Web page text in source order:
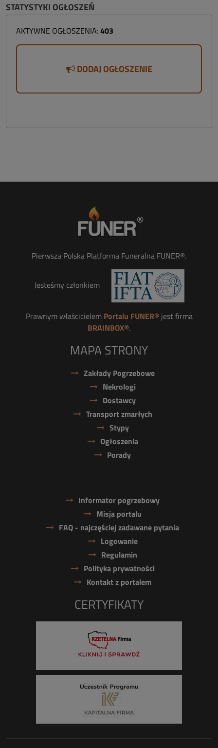
STATYSTYKI OGŁOSZEŃ
AKTYWNE OGŁOSZENIA:403
DODAJ OGŁOSZENIE
Pierwsza Polska Platforma Funeralna FUNER®.
Jesteśmy członkiem
Prawnym właścicielem Portalu FUNER®jest firma
BRAINBOX®.
MAPA STRONY
Zakłady Pogrzebowe
Nekrologi
Dostawcy
Transport zmarłych
Stypy
Ogłoszenia
Porady
Informator pogrzebowy
Misja portalu
FAQ - najczęściej zadawane pytania
Logowanie
Regulamin
Polityka prywatności
Kontakt z portalem
CERTYFIKATY